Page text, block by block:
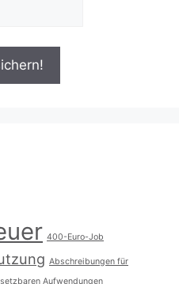
400-Euro-Job
Abschreibungen für
Aufwendungen